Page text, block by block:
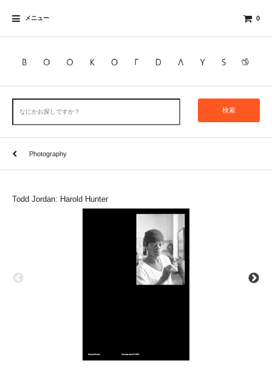
メニュー 0
検索
Photography
Todd Jordan: Harold Hunter